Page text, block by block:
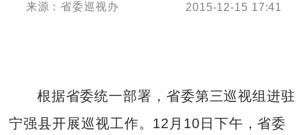
来源：省委巡视办 2015-12-15 17:41
根据省委统一部署，省委第三巡视组进驻
宁强县开展巡视工作。12月10日下午，省委